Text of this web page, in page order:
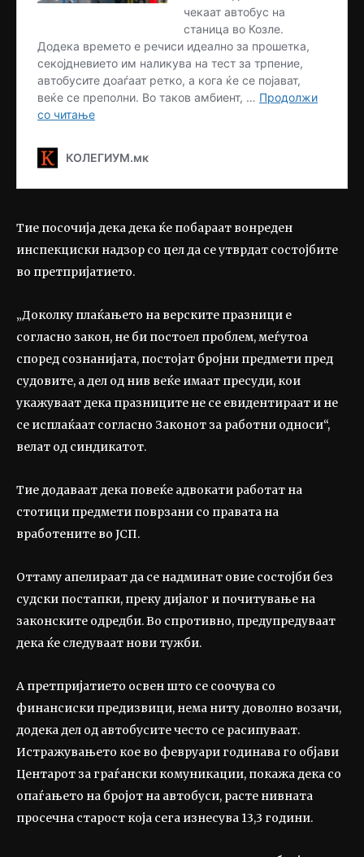
Тие посочија дека дека ќе побараат вонреден
инспекциски надзор со цел да се утврдат состојбите
во претпријатието.
„Доколку плаќањето на верските празници е
согласно закон, не би постоел проблем, меѓутоа
според сознанијата, постојат бројни предмети пред
судовите, а дел од нив веќе имаат пресуди, кои
укажуваат дека празниците не се евидентираат и не
се исплаќаат согласно Законот за работни односи“,
велат од синдикатот.
Тие додаваат дека повеќе адвокати работат на
стотици предмети поврзани со правата на
вработените во ЈСП.
Оттаму апелираат да се надминат овие состојби без
судски постапки, преку дијалог и почитување на
законските одредби. Во спротивно, предупредуваат
дека ќе следуваат нови тужби.
А претпријатието освен што се соочува со
финансиски предизвици, нема ниту доволно возачи,
додека дел од автобусите често се расипуваат.
Истражувањето кое во февруари годинава го објави
Центарот за граѓански комуникации, покажа дека со
опаѓањето на бројот на автобуси, расте нивната
просечна старост која сега изнесува 13,3 години.